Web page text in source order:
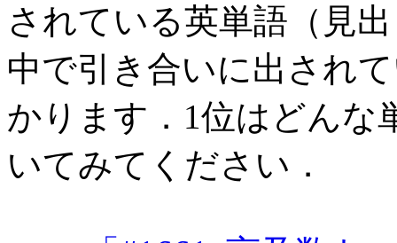
されている英単語（見
中で引き合いに出され
かります．1位はどんな
いてみてください．